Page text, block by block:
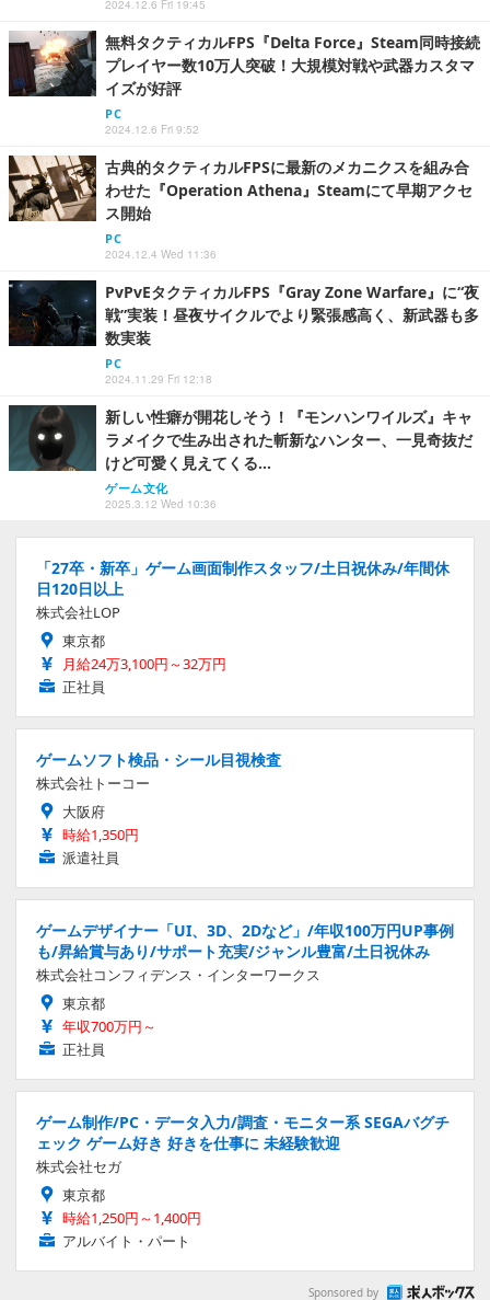
2024.12.6 Fri 19:45
無料タクティカルFPS『Delta Force』Steam同時接続
プレイヤー数10万人突破！大規模対戦や武器カスタマ
イズが好評
PC
2024.12.6 Fri 9:52
古典的タクティカルFPSに最新のメカニクスを組み合
わせた『Operation Athena』Steamにて早期アクセ
ス開始
PC
2024.12.4 Wed 11:36
PvPvEタクティカルFPS『Gray Zone Warfare』に“夜
戦”実装！昼夜サイクルでより緊張感高く、新武器も多
数実装
PC
2024.11.29 Fri 12:18
新しい性癖が開花しそう！『モンハンワイルズ』キャ
ラメイクで生み出された斬新なハンター、一見奇抜だ
けど可愛く見えてくる…
ゲーム文化
2025.3.12 Wed 10:36
「27卒・新卒」ゲーム画面制作スタッフ/土日祝休み/年間休
日120日以上
株式会社LOP
東京都
月給24万3,100円～32万円
正社員
ゲームソフト検品・シール目視検査
株式会社トーコー
大阪府
時給1,350円
派遣社員
ゲームデザイナー「UI、3D、2Dなど」/年収100万円UP事例
も/昇給賞与あり/サポート充実/ジャンル豊富/土日祝休み
株式会社コンフィデンス・インターワークス
東京都
年収700万円～
正社員
ゲーム制作/PC・データ入力/調査・モニター系 SEGAバグチ
ェック ゲーム好き 好きを仕事に 未経験歓迎
株式会社セガ
東京都
時給1,250円～1,400円
アルバイト・パート
Sponsored by